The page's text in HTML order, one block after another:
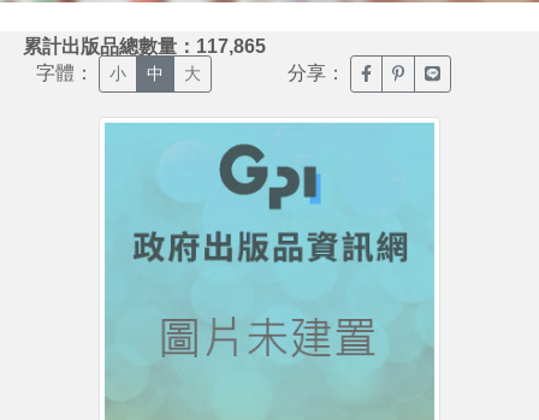
累計出版品總數量：117,865
字體： 小 中 大 分享： 臉書分享(另開新視窗)
噗浪分享(另開新
Line分享(另